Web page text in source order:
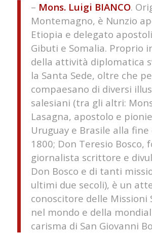
– Mons. Luigi BIANCO.
Montemagno, è Nunzio
Etiopia e delegato
Gibuti e Somalia. Proprio
della attività diplomatica
la Santa Sede, oltre che
compaesano di diversi
salesiani (tra gli altri:
Lasagna, apostolo e
Uruguay e Brasile alla fine
1800; Don Teresio Bosco,
giornalista scrittore e
Don Bosco e di tanti
ultimi due secoli), è un
conoscitore delle Missioni
nel mondo e della
carisma di San Giovanni